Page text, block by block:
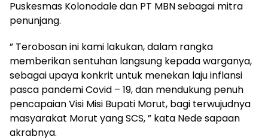
Puskesmas Kolonodale dan PT MBN sebagai mitra
penunjang.
” Terobosan ini kami lakukan, dalam rangka
memberikan sentuhan langsung kepada warganya,
sebagai upaya konkrit untuk menekan laju inflansi
pasca pandemi Covid – 19, dan mendukung penuh
pencapaian Visi Misi Bupati Morut, bagi terwujudnya
masyarakat Morut yang SCS, ” kata Nede sapaan
akrabnya.